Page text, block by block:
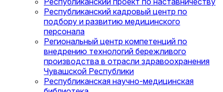
Республиканский кадровый центр по
подбору и развитию медицинского
персонала
Региональный центр компетенций по
внедрению технологий бережливого
производства в отрасли здравоохранения
Чувашской Республики
Республиканская научно-медицинская